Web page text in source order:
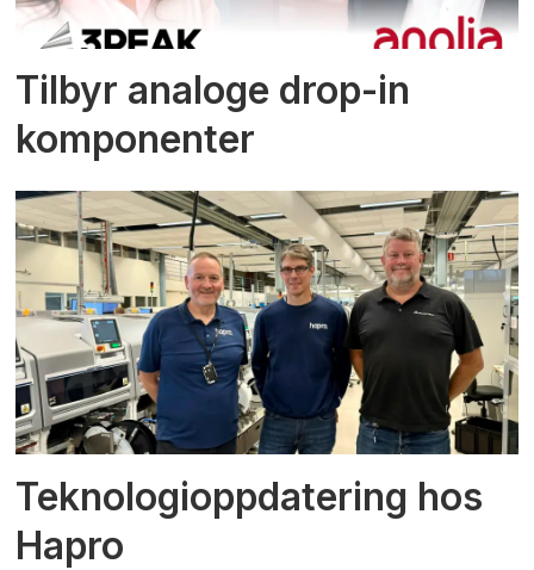
Tilbyr analoge drop-in
komponenter
Teknologioppdatering hos
Hapro